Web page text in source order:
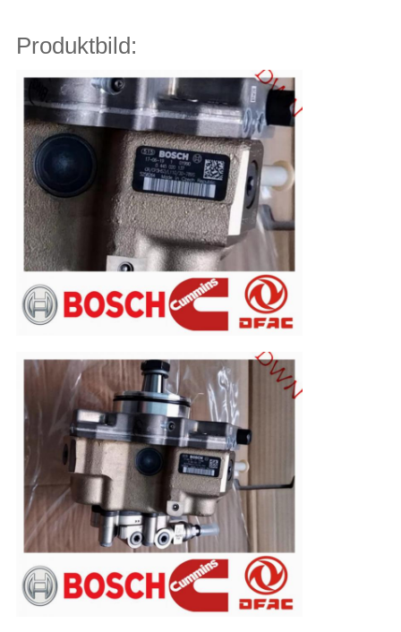
Produktbild: